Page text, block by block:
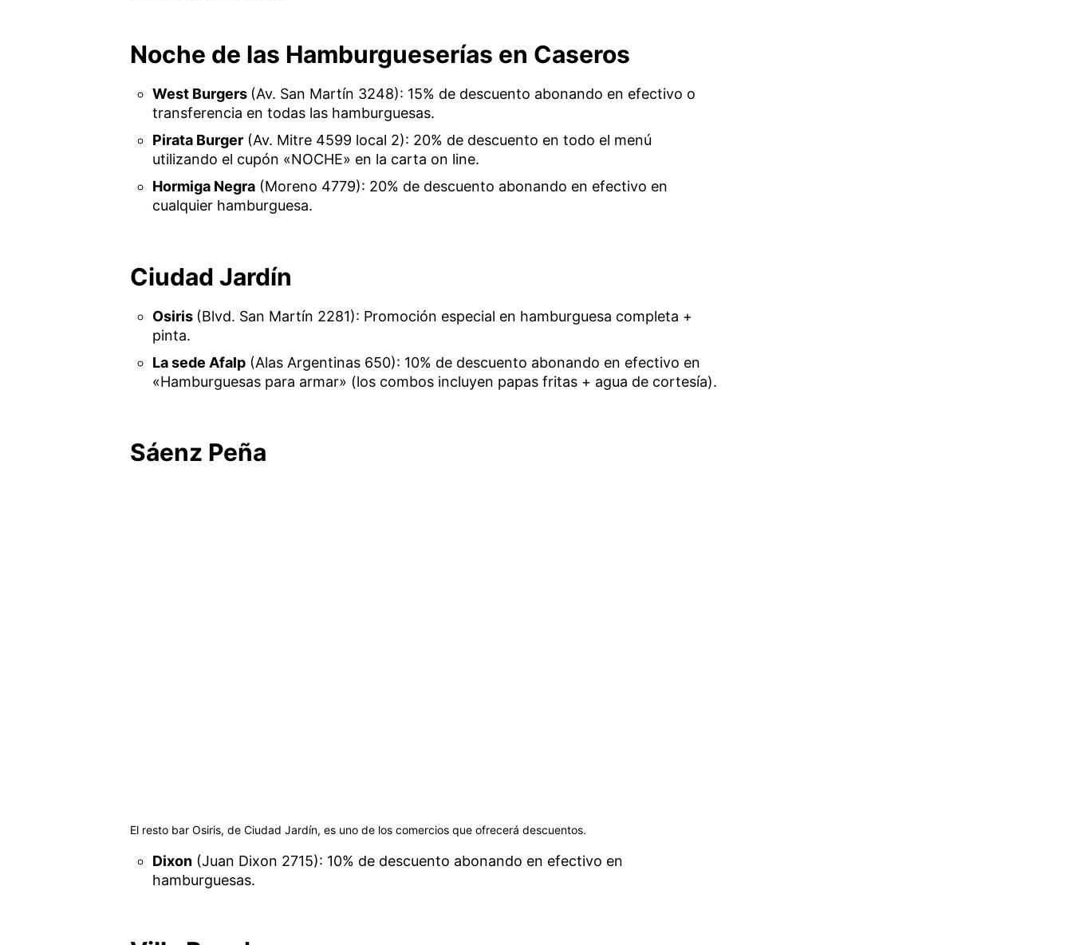
Noche de las Hamburgueserías en Caseros
West Burgers (Av. San Martín 3248): 15% de descuento abonando en efectivo o
transferencia en todas las hamburguesas.
Pirata Burger (Av. Mitre 4599 local 2): 20% de descuento en todo el menú
utilizando el cupón «NOCHE» en la carta on line.
Hormiga Negra (Moreno 4779): 20% de descuento abonando en efectivo en
cualquier hamburguesa.
Ciudad Jardín
Osiris (Blvd. San Martín 2281): Promoción especial en hamburguesa completa +
pinta.
La sede Afalp (Alas Argentinas 650): 10% de descuento abonando en efectivo en
«Hamburguesas para armar» (los combos incluyen papas fritas + agua de cortesía).
Sáenz Peña
El resto bar Osiris, de Ciudad Jardín, es uno de los comercios que ofrecerá descuentos.
Dixon (Juan Dixon 2715): 10% de descuento abonando en efectivo en
hamburguesas.